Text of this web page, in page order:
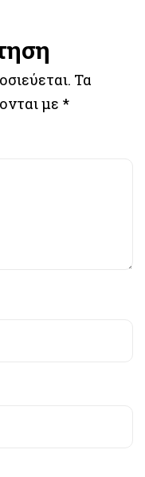
Τα
με *